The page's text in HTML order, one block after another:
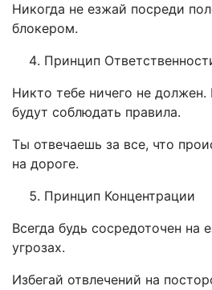
Никогда не езжай посреди
блокером.
Принцип
Никто тебе ничего не
будут соблюдать правила.
Ты отвечаешь за все, что
на дороге.
Принцип Концентрации
Всегда будь сосредоточен на
угрозах.
Избегай отвлечений на